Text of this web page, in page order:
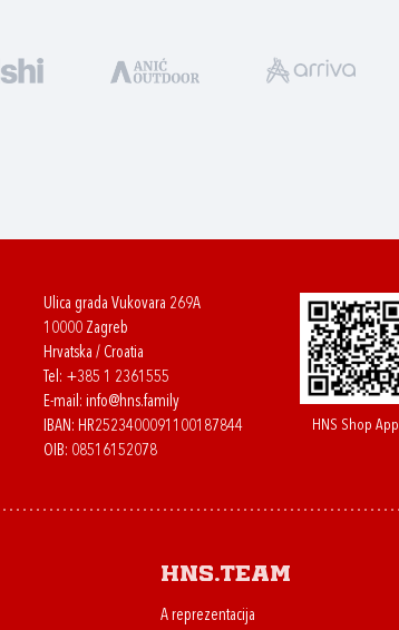
Ulica grada Vukovara 269A
10000 Zagreb
Hrvatska / Croatia
Tel: +385 1 2361555
E-mail: info@hns.family
IBAN: HR2523400091100187844
OIB: 08516152078
HNS Shop App
HNS.team
A reprezentacija